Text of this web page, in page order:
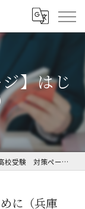
】はじ
受験 対策ページ】はじめに（兵庫県）
に（兵庫